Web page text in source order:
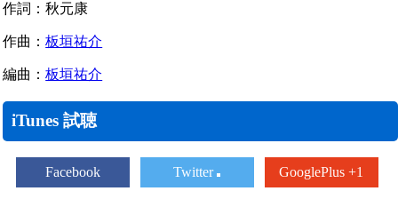
作詞：秋元康
作曲：板垣祐介
編曲：板垣祐介
iTunes 試聴
Facebook Twitter GooglePlus +1